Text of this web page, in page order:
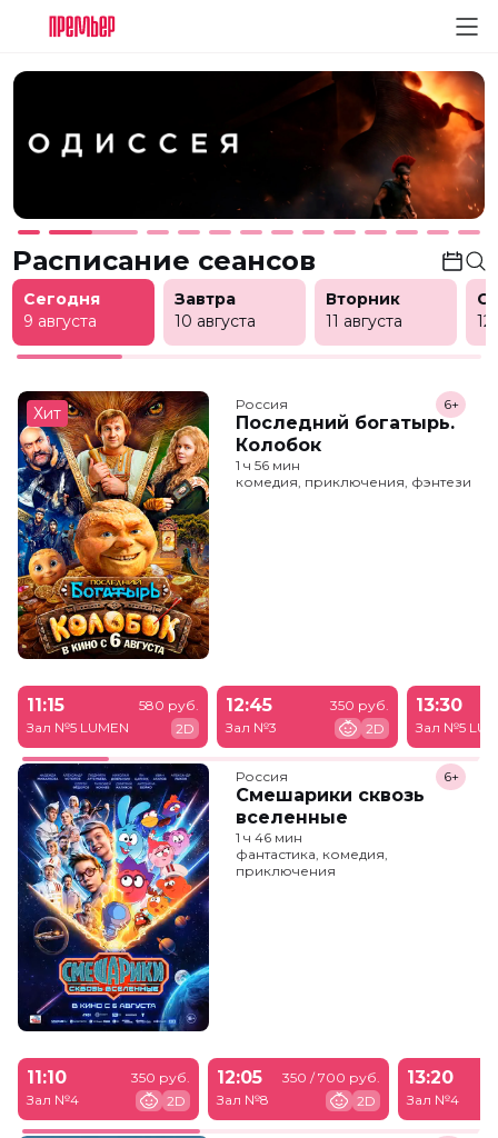
Расписание сеансов
Сегодня
9 августа
Завтра
10 августа
Вторник
11 августа
12
Хит Россия
Последний богатырь.
Колобок
6+
1 ч 56 мин
комедия, приключения, фэнтези
11:15
Зал №5 LUMEN
580 руб.
2D
12:45
Зал №3
350 руб.
2D
13:30
Зал №5
Россия
Смешарики сквозь
вселенные
6+
1 ч 46 мин
фантастика, комедия,
приключения
11:10
Зал №4
350 руб.
2D
12:05
Зал №8
350 / 700 руб.
2D
13:20
Зал №4